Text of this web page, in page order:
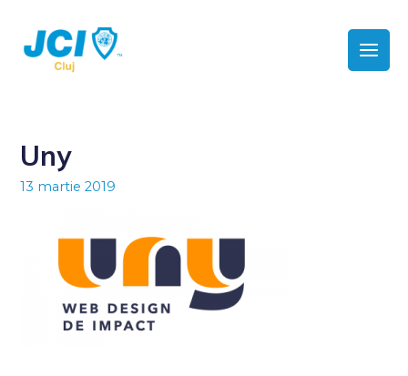
Uny
13 martie 2019